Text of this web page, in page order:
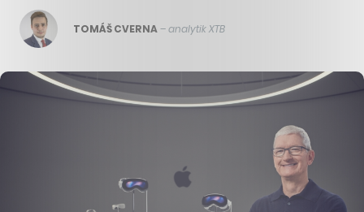
TOMÁŠ CVERNA–analytik XTB